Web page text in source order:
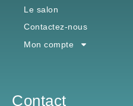
Contactez-nous
Mon compte